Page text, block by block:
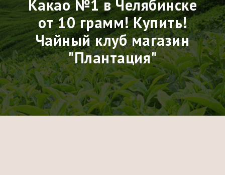
Какао №1 в Челябинске
от 10 грамм! Купить!
Чайный клуб магазин
"Плантация"